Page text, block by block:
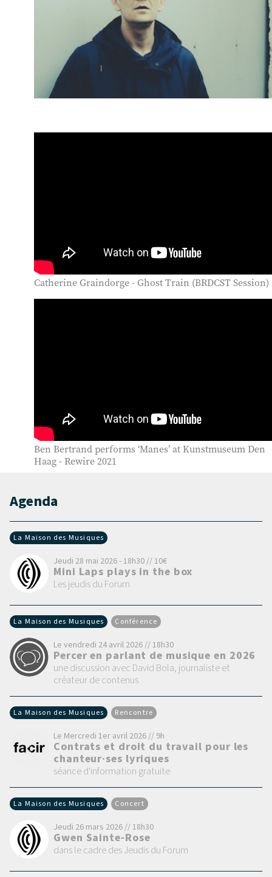
Catherine Graindorge - Ghost Train (BRDCST Session)
Ben Bertrand performs ‘Manes’ at Kunstmuseum Den
Haag - Rewire 2021
Agenda
La Maison des Musiques
Jeudi 28 mai 2026 - 18h30 // 10€
Mini Laps plays in the box
Les jeudis du Forum
La Maison des Musiques Conférence
Le vendredi 24 avril 2026 // 18h30
Percer en parlant de musique en 2026
une discussion avec David Bola, journaliste et
créateur de contenus
La Maison des Musiques Rencontre
Le Mercredi 1er avril 2026 // 9h
Contrats et droit du travail pour les
chanteur·ses lyriques
séance d'information gratuite
La Maison des Musiques Concert
Jeudi 26 mars 2026 // 18h30
Gwen Sainte-Rose
dans le cadre des Jeudis du Forum